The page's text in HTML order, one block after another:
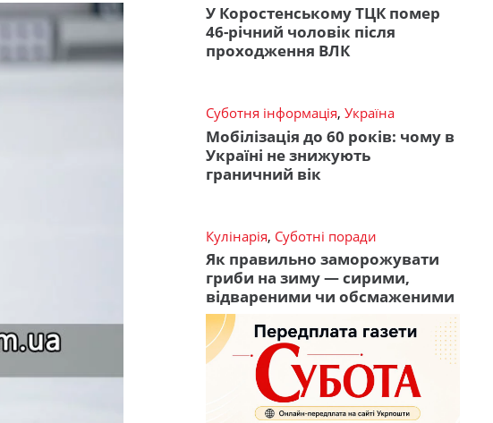
У Коростенському ТЦК помер
46-річний чоловік після
проходження ВЛК
Суботня інформація, Україна
Мобілізація до 60 років: чому в
Україні не знижують
граничний вік
Кулінарія, Суботні поради
Як правильно заморожувати
гриби на зиму — сирими,
відвареними чи обсмаженими